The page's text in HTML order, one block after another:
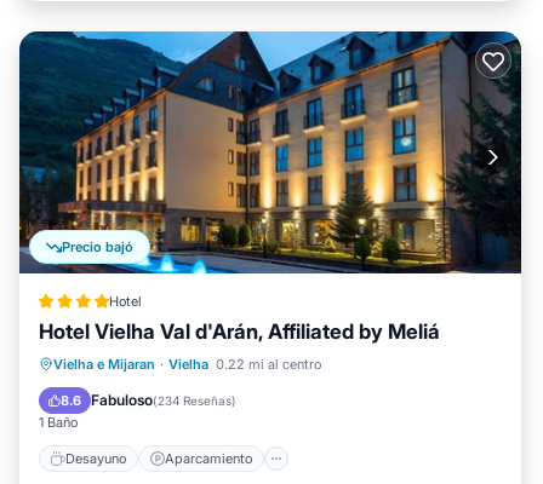
Precio bajó
Hotel
Hotel Vielha Val d'Arán, Affiliated by Meliá
Vielha e Mijaran · Vielha 0.22 mi al centro
8.6 Fabuloso(234 Reseñas)
1 Baño
Desayuno Aparcamiento
Desayuno Aparcamiento
Spa